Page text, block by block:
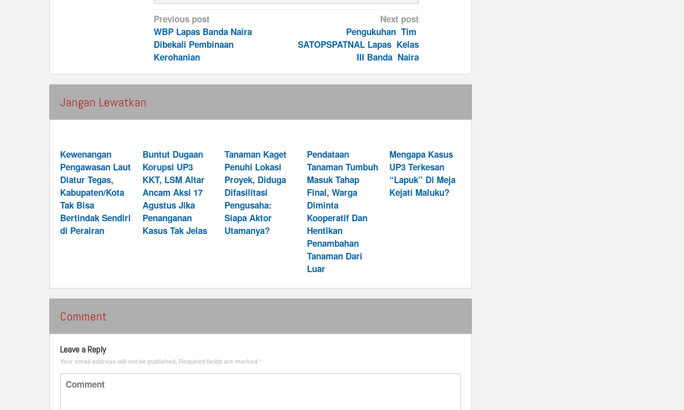
Post
navigation
Previous post
WBP Lapas Banda Naira
Dibekali Pembinaan
Kerohanian
Next post
Pengukuhan Tim
SATOPSPATNAL Lapas Kelas
III Banda Naira
Jangan Lewatkan
Kewenangan
Pengawasan Laut
Diatur Tegas,
Kabupaten/Kota
Tak Bisa
Bertindak Sendiri
di Perairan
Buntut Dugaan
Korupsi UP3
KKT, LSM Altar
Ancam Aksi 17
Agustus Jika
Penanganan
Kasus Tak Jelas
Tanaman Kaget
Penuhi Lokasi
Proyek, Diduga
Difasilitasi
Pengusaha:
Siapa Aktor
Utamanya?
Pendataan
Tanaman Tumbuh
Masuk Tahap
Final, Warga
Diminta
Kooperatif Dan
Hentikan
Penambahan
Tanaman Dari
Luar
Mengapa Kasus
UP3 Terkesan
“Lapuk” Di Meja
Kejati Maluku?
Comment
Leave a Reply
Your email address will not be published. Required fields are marked*